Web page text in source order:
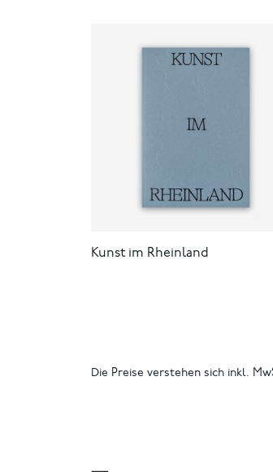
Kunst im Rheinland
Die Preise verstehen sich inkl.